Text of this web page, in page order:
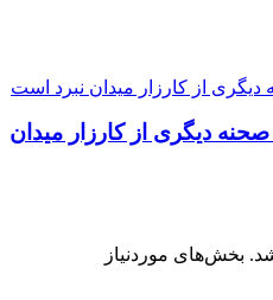
دیگری از کارزار میدان نبرد است
دیگری از کارزار میدان
بخش‌های موردنیاز